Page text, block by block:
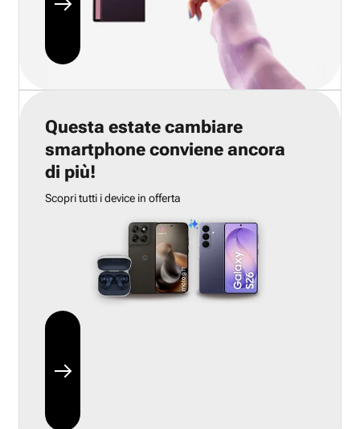
Questa estate cambiare
smartphone conviene ancora
di più!
Scopri tutti i device in offerta